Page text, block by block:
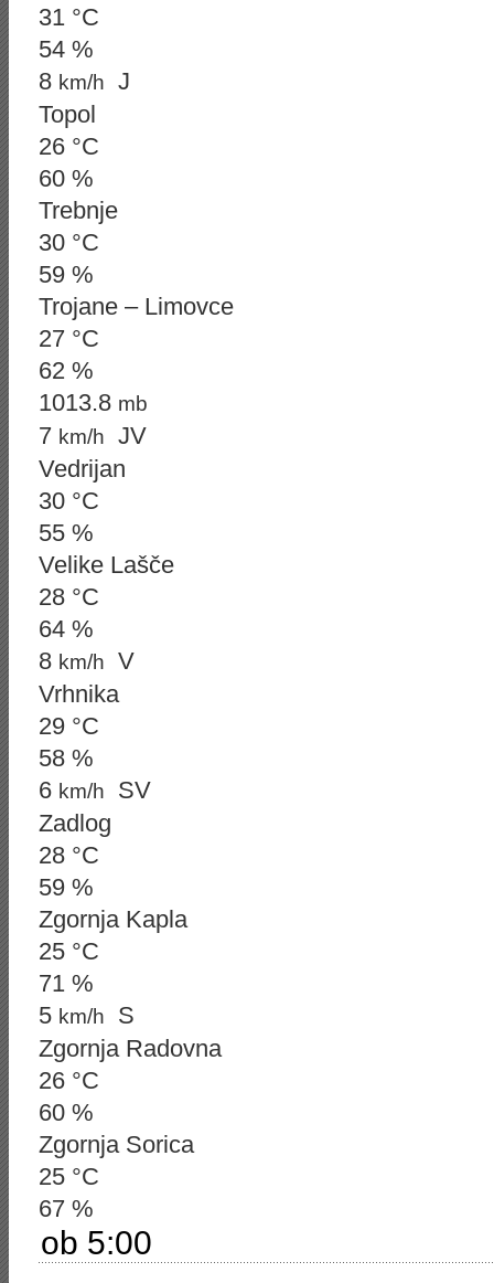
31 °C
54 %
8 km/h
J
Topol
26 °C
60 %
Trebnje
30 °C
59 %
Trojane – Limovce
27 °C
62 %
1013.8 mb
7 km/h
JV
Vedrijan
30 °C
55 %
Velike Lašče
28 °C
64 %
8 km/h
V
Vrhnika
29 °C
58 %
6 km/h
SV
Zadlog
28 °C
59 %
Zgornja Kapla
25 °C
71 %
5 km/h
S
Zgornja Radovna
26 °C
60 %
Zgornja Sorica
25 °C
67 %
ob 5:00